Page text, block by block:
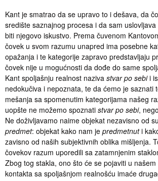
Kant je smatrao da se upravo to i dešava, da
središte saznajnog procesa i da sam
biti njegovo iskustvo. Prema čuvenom
čovek u svom razumu unapred ima posebne
opažanja i te kategorije zapravo predstavljaju
čovek nije u mogućnosti da dođe do same
Kant spoljašnju realnost naziva stvar po sebii
nedokučiva i nepoznata, te da ćemo je saznati
mešanja sa spomenutim kategorijama našeg
uopšte ne možemo spoznati stvar po sebi,
Ne doživljavamo naime objekat nezavisno od
predmet: objekat kako nam je predmetnuti
zavisno od naših subjektivnih oblika mišljenja.
čovekov razum uporedili sa zatamnjenim
Zbog tog stakla, ono što će se pojaviti u
kontakta sa spoljašnjom realnošću imaće